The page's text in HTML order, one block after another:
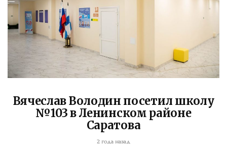
Вячеслав Володин посетил школу
№103 в Ленинском районе
Саратова
2 года назад